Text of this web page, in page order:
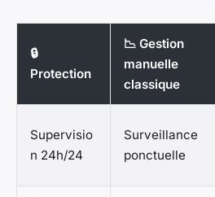
🔒
Protection
📉 Gestion
manuelle
classique
Supervisio
n 24h/24
Surveillance
ponctuelle